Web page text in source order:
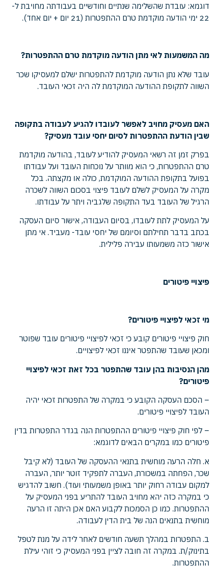
דוגמא: עובדת שהשלימה שנתיים וחודשיים בעבודתה מחויבת ל-
22 ימי הודעה מוקדמת טרם ההתפטרות (21 יום + יום אחד).
מה המשמעות לאי מתן הודעה מוקדמת טרם ההתפטרות?
עובד שלא נתן הודעה מוקדמת להתפטרות ישלם למעסיקו שכר
השווה לתקופת ההודעה המוקדמת לה היה זכאי העובד.
האם מעסיק מחויב לאפשר לעובדו להגיע לעבודה בתקופה
שבין הודעת ההתפטרות לסיום יחסי עובד מעסיק?
בפרק זמן זה רשאי המעסיק להודיע לעובד, בהודעה מוקדמת
טרם ההתפטרות, כי הוא מוותר על נוכחות העובד ועל עבודתו
בפועל בתקופת ההודעה המוקדמת, כולה או מקצתה. בכל
מקרה על המעסיק לשלם לעובד פיצוי בסכום השווה לשכרה
הרגיל של העובד בעד התקופה שלגביה ויתר על עבודתו.
על המעסיק לתת לעובדו, בסיום העבודה, אישור סיום העסקה
בכתב בדבר תחילתם וסיומם של יחסי עובד- מעביד. אי מתן
אישור כזה משמעותו עבירה פלילית.
פיצויי פיטורים
מי זכאי לפיצויי פיטורים?
חוק פיצויי פיטורים קובע כי זכאי לפיצויי פיטורים עובד שפוטר
ומכאן שעובד שהתפטר איננו זכאי לפיצויים.
מהן הנסיבות בהן עובד שהתפטר בכל זאת זכאי לפיצויי
פיטורים?
– הסכם העסקה הקובע כי במקרה של התפטרות זכאי יהיה
העובד לפיצויי פיטורים.
– לפי חוק פיצויי פיטורים ההתפטרות הנה בגדר התפטרות בדין
פיטורים כמו במקרים הבאים לדוגמא:
א. חלה הרעה מוחשית בתנאי ההעסקה של העובד (לא קיבל
שכר, הפחתה במשכורת, העברה לתפקיד זוטר יותר, העברה
למקום עבודה רחוק יותר באופן משמעותי ועוד). חשוב להדגיש
כי במקרה כזה יהא מחויב העובד להתריע בפני המעסיק על
ההתפטרות. כמו כן הסמכות לקבוע האם אכן היתה זו הרעה
מוחשית בתנאים הנה של בית הדין לעבודה.
ב. התפטרות במהלך תשעה חודשים לאחר לידה על מנת לטפל
בתינוק/ת. במקרה זה חובה לציין בפני המעסיק כי זוהי עילת
ההתפטרות.